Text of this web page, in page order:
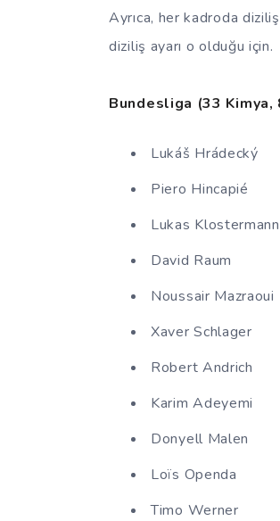
Ayrıca, her kadroda
diziliş ayarı o olduğu için.
Bundesliga (33
Lukáš Hrádecký
Piero Hincapié
Lukas Klostermann
David Raum
Noussair Mazraoui
Xaver Schlager
Robert Andrich
Karim Adeyemi
Donyell Malen
Loïs Openda
Timo Werner